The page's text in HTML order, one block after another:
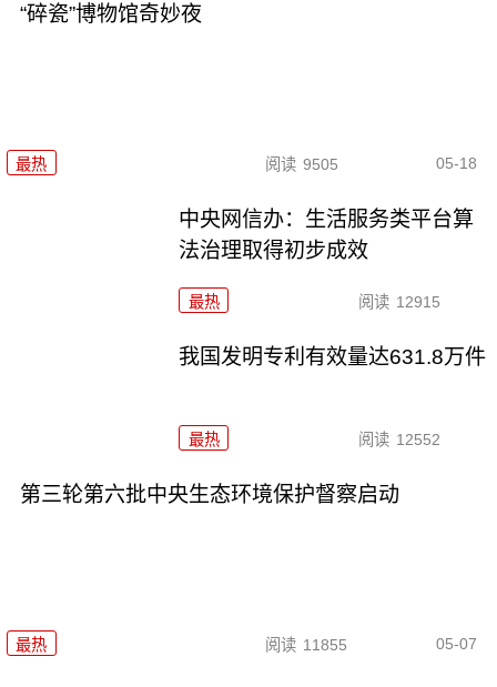
“碎瓷”博物馆奇妙夜
最热 阅读 9505 05-18
中央网信办：生活服务类平台算
法治理取得初步成效
最热 阅读 12915
我国发明专利有效量达631.8万件
最热 阅读 12552
第三轮第六批中央生态环境保护督察启动
最热 阅读 11855 05-07